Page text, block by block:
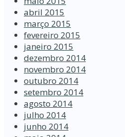
abril 2015
março 2015
fevereiro 2015
janeiro 2015
dezembro 2014
novembro 2014
outubro 2014
setembro 2014
agosto 2014
julho 2014
junho 2014